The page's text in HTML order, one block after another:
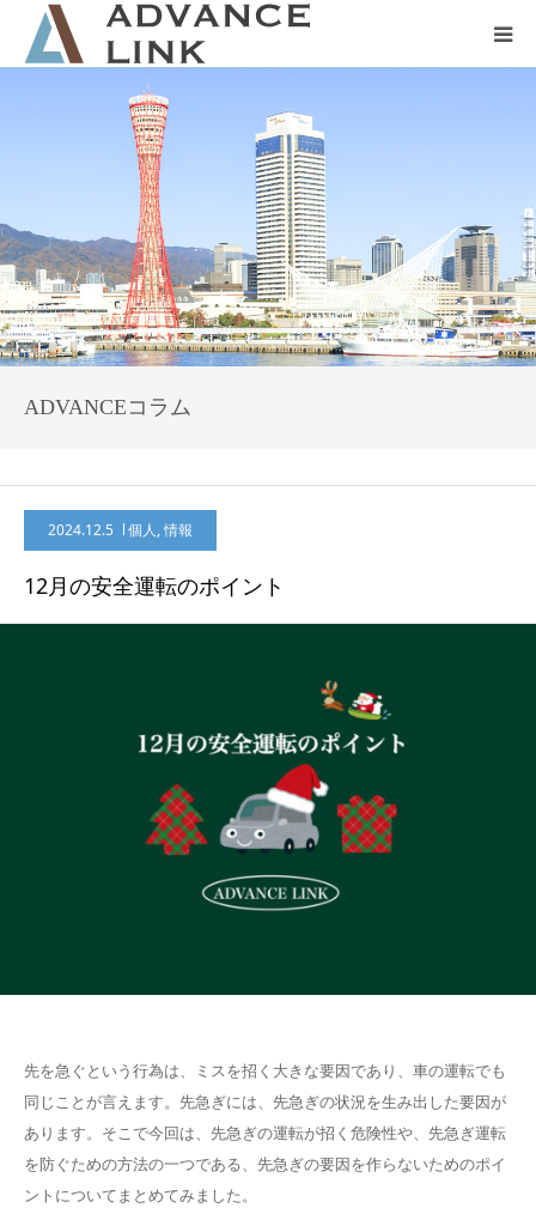
ADVANCEコラム
2024.12.5 個人,情報
12月の安全運転のポイント
先を急ぐという行為は、ミスを招く大きな要因であり、車の運転でも
同じことが言えます。先急ぎには、先急ぎの状況を生み出した要因が
あります。そこで今回は、先急ぎの運転が招く危険性や、先急ぎ運転
を防ぐための方法の一つである、先急ぎの要因を作らないためのポイ
ントについてまとめてみました。
会社概要
ネット保険
事業保険